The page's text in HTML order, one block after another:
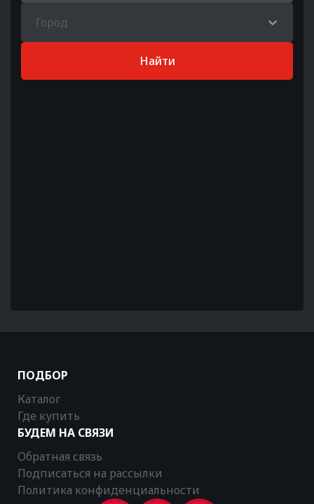
Город
Найти
ПОДБОР
Каталог
Где купить
БУДЕМ НА СВЯЗИ
Обратная связь
Подписаться на рассылки
Политика конфиденциальности